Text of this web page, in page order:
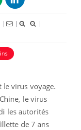
| |
|
virus voyage.
le virus
les autorités
de 7 ans